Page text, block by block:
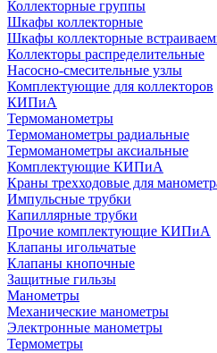
Коллекторные группы
Шкафы коллекторные
Шкафы коллекторные
Коллекторы распределительные
Насосно-смесительные узлы
Комплектующие для коллекторов
КИПиА
Термоманометры
Термоманометры радиальные
Термоманометры аксиальные
Комплектующие КИПиА
Краны трехходовые для
Импульсные трубки
Капиллярные трубки
Прочие комплектующие КИПиА
Клапаны игольчатые
Клапаны кнопочные
Защитные гильзы
Манометры
Механические манометры
Электронные манометры
Термометры